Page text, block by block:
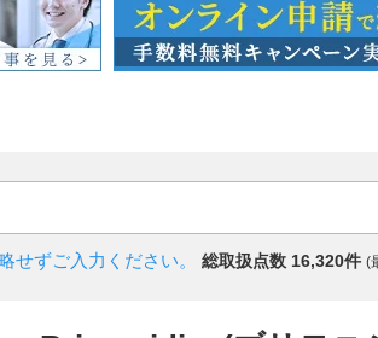
せずご入力ください。 総取扱点数 16,320件 (